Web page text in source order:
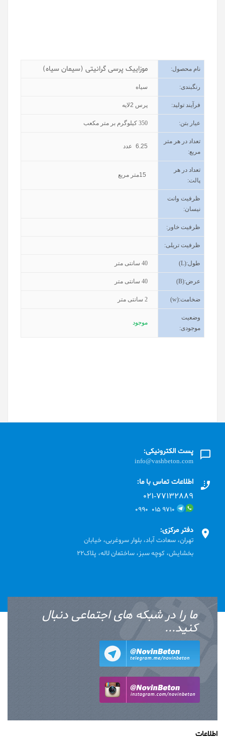
نام محصول: موزاییک پرسی گرانیتی (سیمان سیاه)
رنگبندی: سیاه
فرآیند تولید: پرس 2لایه
عیار بتن:
350 کیلوگرم بر متر مکعب
تعداد در هر متر
مربع:
6.25 عدد
تعداد در هر
پالت:
15متر مربع
ظرفیت وانت
نیسان:
ظرفیت خاور :
ظرفیت تریلی:
طول(L):
40 سانتی متر
عرض(B):
40 سانتی متر
ضخامت(w):
2 سانتی متر
وضعیت
موجودی:
موجود
پست الکترونیکی:
info@vashbeton.com
اطلاعات تماس با ما:
۰۲۱-۷۷۱٣۲۸۸۹
۹۷۱۰ ۰۱۵ ۰۹۹۰
دفتر مرکزی:
تهران، سعادت آباد، بلوار سروغربی، خیابان
بخشایش، کوچه سبز، ساختمان لاله، پلاک22
ما را در شبکه های اجتماعی دنبال
کنید...
اطلاعات